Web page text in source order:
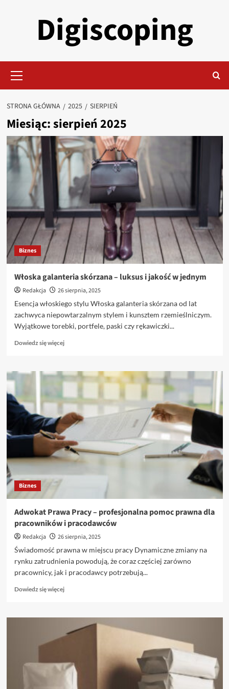
Digiscoping
główne
STRONA GŁÓWNA 2025 SIERPIEŃ
Miesiąc:sierpień 2025
Biznes
Włoska galanteria skórzana – luksus i jakość w jednym
Redakcja
26 sierpnia, 2025
Esencja włoskiego stylu Włoska galanteria skórzana od lat
zachwyca niepowtarzalnym stylem i kunsztem rzemieślniczym.
Wyjątkowe torebki, portfele, paski czy rękawiczki...
Dowiedz się więcejDowiedz
o
Włoska
skórzana
luksus
i
jakość
w
jednym
Biznes
Adwokat Prawa Pracy – profesjonalna pomoc prawna dla
pracowników i pracodawców
Redakcja
26 sierpnia, 2025
Świadomość prawna w miejscu pracy Dynamiczne zmiany na
rynku zatrudnienia powodują, że coraz częściej zarówno
pracownicy, jak i pracodawcy potrzebują...
Dowiedz się więcejDowiedz
o
Adwokat
Prawa
profesjonalna
pomoc
prawna